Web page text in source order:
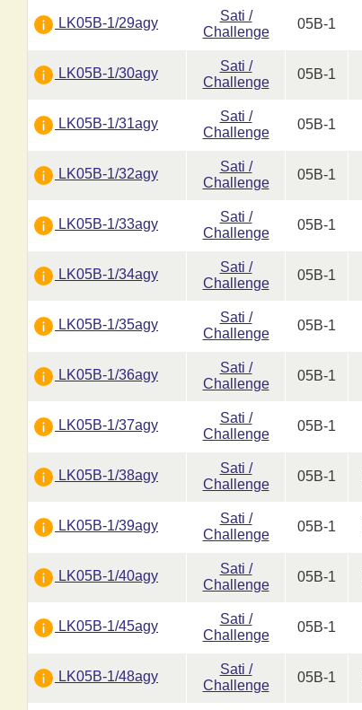
LK05B-1/29agy
Sati /
Challenge
05B-1
LK05B-1/30agy
Sati /
Challenge
05B-1
LK05B-1/31agy
Sati /
Challenge
05B-1
LK05B-1/32agy
Sati /
Challenge
05B-1
LK05B-1/33agy
Sati /
Challenge
05B-1
LK05B-1/34agy
Sati /
Challenge
05B-1
LK05B-1/35agy
Sati /
Challenge
05B-1
LK05B-1/36agy
Sati /
Challenge
05B-1
LK05B-1/37agy
Sati /
Challenge
05B-1
LK05B-1/38agy
Sati /
Challenge
05B-1
LK05B-1/39agy
Sati /
Challenge
05B-1
LK05B-1/40agy
Sati /
Challenge
05B-1
LK05B-1/45agy
Sati /
Challenge
05B-1
LK05B-1/48agy
Sati /
Challenge
05B-1